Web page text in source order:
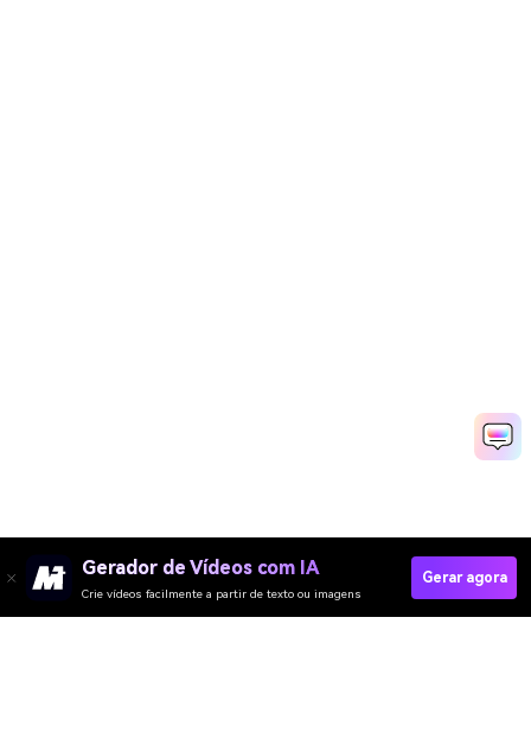
Gerador de Vídeos com IA
Crie vídeos facilmente a partir de texto ou imagens
Gerar agora